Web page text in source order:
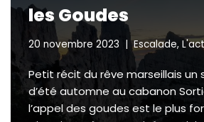
les Goudes
20 novembre 2023 Escalade,
Petit récit du rêve marseillais un
d’été automne au cabanon
l’appel des goudes est le plus